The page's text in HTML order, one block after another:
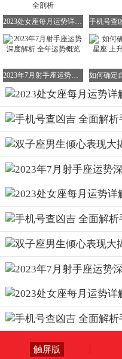
2023处女座每月运势详解 处女座2023年运势全剖析
2023年7月射手座运势深度解析 全年运势概览
触屏版